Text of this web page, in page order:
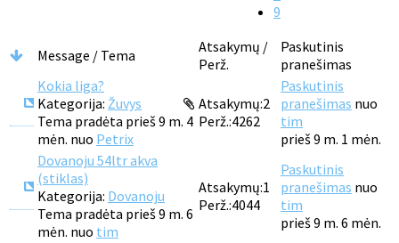
9
Message / Tema
Atsakymų /
Perž.
Paskutinis
pranešimas
Kokia liga?
Kategorija: Žuvys
Tema pradėta prieš 9 m. 4
mėn. nuo Petrix
Atsakymų:2
Perž.:4262
Paskutinis
pranešimas nuo
tim
prieš 9 m. 1 mėn.
Dovanoju 54ltr akva
(stiklas)
Kategorija: Dovanoju
Tema pradėta prieš 9 m. 6
mėn. nuo tim
Atsakymų:1
Perž.:4044
Paskutinis
pranešimas nuo
tim
prieš 9 m. 6 mėn.